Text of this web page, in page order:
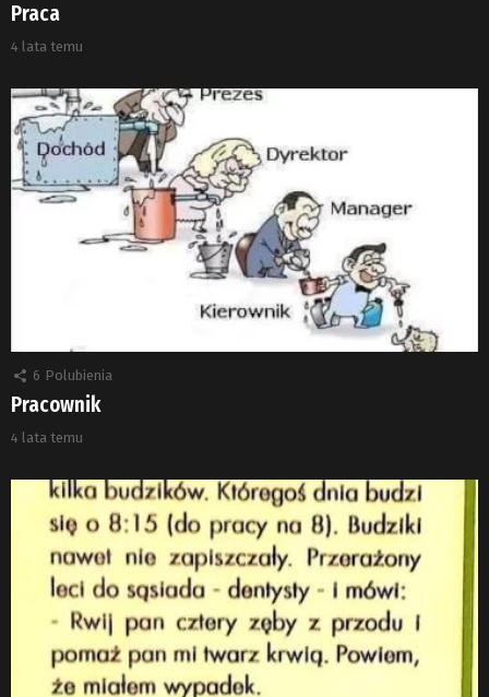
Praca
4 lata temu
6 Polubienia
Pracownik
4 lata temu